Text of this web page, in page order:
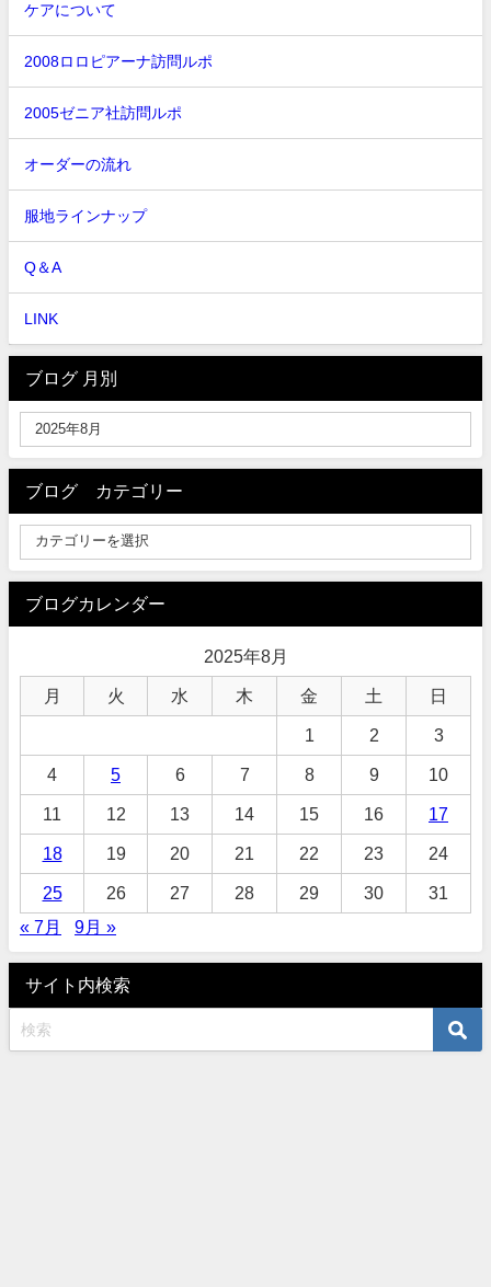
ケアについて
2008ロロピアーナ訪問ルポ
2005ゼニア社訪問ルポ
オーダーの流れ
服地ラインナップ
Q＆A
LINK
ブログ 月別
ブログ カテゴリー
ブログカレンダー
2025年8月
月 火 水 木 金 土 日
1 2 3
4 5 6 7 8 9 10
11 12 13 14 15 16 17
18 19 20 21 22 23 24
25 26 27 28 29 30
31
« 7月
9月 »
サイト内検索